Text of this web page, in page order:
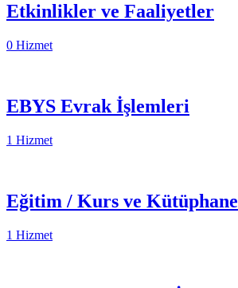
Etkinlikler ve Faaliyetler
0 Hizmet
EBYS Evrak İşlemleri
1 Hizmet
Eğitim / Kurs ve Kütüphane
1 Hizmet